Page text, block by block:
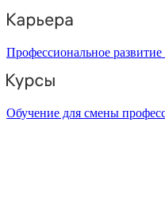
Профессиональное
Обучение для смены